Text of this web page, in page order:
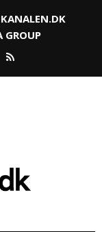
GROUP